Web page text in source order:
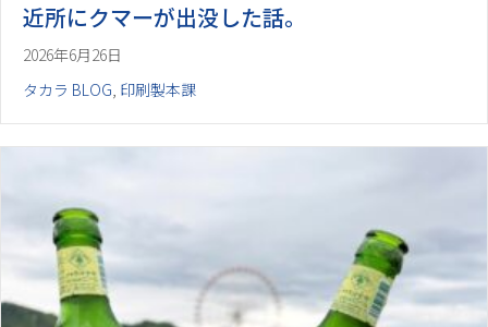
近所にクマーが出没した話。
2026年6月26日
タカラ BLOG, 印刷製本課